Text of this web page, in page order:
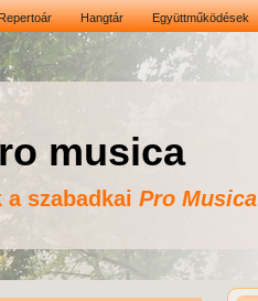
Hangtár Együttműködések
musica
a szabadkai Pro Musica